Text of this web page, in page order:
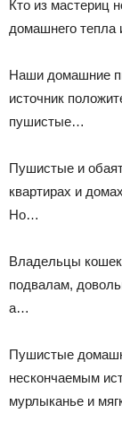
Кто из мастериц
домашнего
Наши домашние
источник
пушистые…
Пушистые и
квартирах и
Но…
Владельцы
подвалам,
а…
Пушистые
нескончаемым
мурлыканье и